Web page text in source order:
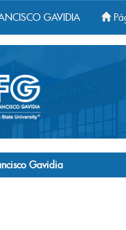
GAVIDIA
Gavidia